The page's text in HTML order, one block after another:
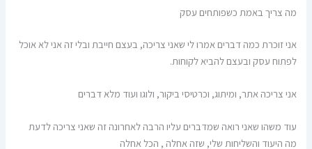
מה צריך באמת כשפותחים עסק
אני זוכרת כמה דברים אמרו לי שאני צריכה, בעצם חייבת ובלי זה אני לא אוכל
לפתוח עסק ובעצם להביא לקוחות.
אני צריכה אתר, ומיתוג, וכרטיסי ביקור, ולוגו ועוד מלא דברים
עוד משהו שאני רואה שמדברים עליו הרבה לאחרונה זה שאני צריכה לדעת
מה היעוד והשליחות שלי, שזה אחלה , הכל אחלה